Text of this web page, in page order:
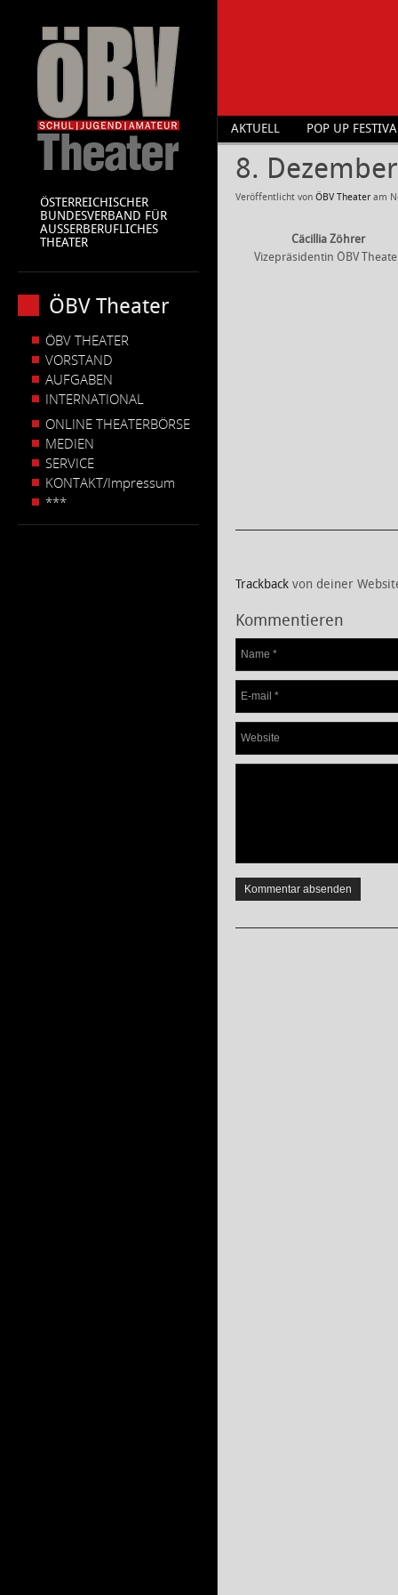
ÖSTERREICHISCHER
BUNDESVERBAND FÜR
AUSSERBERUFLICHES
THEATER
ÖBV Theater
ÖBV THEATER
VORSTAND
AUFGABEN
INTERNATIONAL
ONLINE THEATERBÖRSE
MEDIEN
SERVICE
KONTAKT/Impressum
***
AKTUELL POP UP
8. Dezember
Veröffentlicht von ÖBV Theater am
Cäcillia Zöhrer
Vizepräsidentin ÖBV
Trackback von deiner
Kommentieren